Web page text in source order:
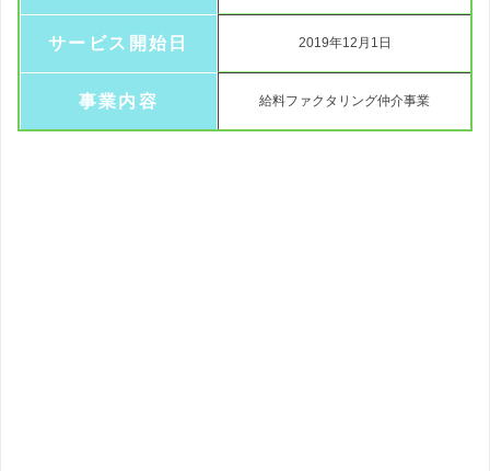
サービス開始日 2019年12月1日
事業内容 給料ファクタリング仲介事業